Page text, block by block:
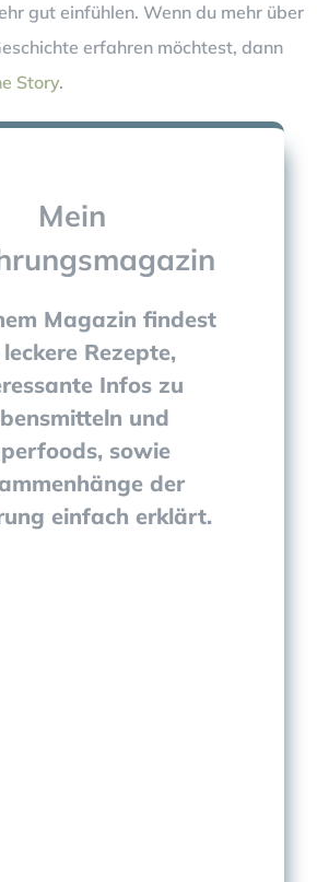
gut einfühlen. Wenn du mehr über
erfahren möchtest, dann
Story.
Mein
Magazin findest
Rezepte,
Infos zu
und
sowie
der
einfach erklärt.